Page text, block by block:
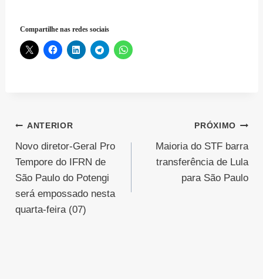
Compartilhe nas redes sociais
Navegação
de
Post
ANTERIOR
Novo diretor-Geral Pro
Tempore do IFRN de
São Paulo do Potengi
será empossado nesta
quarta-feira (07)
PRÓXIMO
Maioria do STF barra
transferência de Lula
para São Paulo